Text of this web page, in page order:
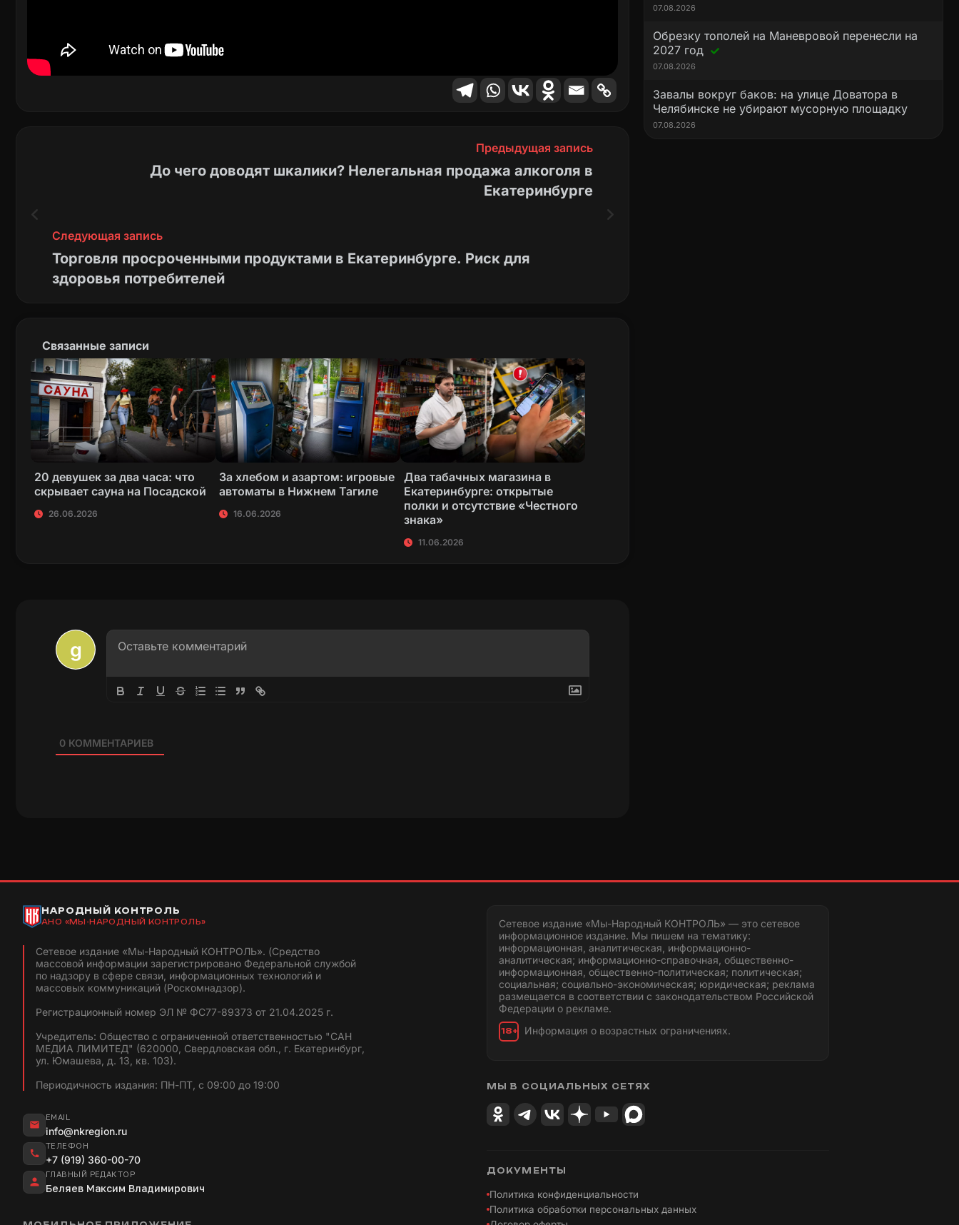
Предыдущая запись
До чего доводят шкалики? Нелегальная продажа алкоголя в
Екатеринбурге
Следующая запись
Торговля просроченными продуктами в Екатеринбурге. Риск для
здоровья потребителей
Связанные записи
20 девушек за два часа: что
скрывает сауна на Посадской
26.06.2026
За хлебом и азартом: игровые
автоматы в Нижнем Тагиле
16.06.2026
Два табачных магазина в
Екатеринбурге: открытые
полки и отсутствие «Честного
знака»
11.06.2026
0КОММЕНТАРИЕВ
07.08.2026
Обрезку тополей на Маневровой перенесли на
2027 год
07.08.2026
Завалы вокруг баков: на улице Доватора в
Челябинске не убирают мусорную площадку
07.08.2026
НАРОДНЫЙ КОНТРОЛЬ
АНО «МЫ-НАРОДНЫЙ КОНТРОЛЬ»
Сетевое издание «Мы-Народный КОНТРОЛЬ». (Средство
массовой информации зарегистрировано Федеральной службой
по надзору в сфере связи, информационных технологий и
массовых коммуникаций (Роскомнадзор).
Регистрационный номер ЭЛ № ФС77-89373 от 21.04.2025 г.
Учредитель: Общество с ограниченной ответственностью "САН
МЕДИА ЛИМИТЕД" (620000, Свердловская обл., г. Екатеринбург,
ул. Юмашева, д. 13, кв. 103).
Периодичность издания: ПН-ПТ, с 09:00 до 19:00
EMAIL
info@nkregion.ru
ТЕЛЕФОН
+7 (919) 360-00-70
ГЛАВНЫЙ РЕДАКТОР
Беляев Максим Владимирович
Сетевое издание «Мы-Народный КОНТРОЛЬ» — это сетевое
информационное издание. Мы пишем на тематику:
информационная, аналитическая, информационно-
аналитическая; информационно-справочная, общественно-
информационная, общественно-политическая; политическая;
социальная; социально-экономическая; юридическая; реклама
размещается в соответствии с законодательством Российской
Федерации о рекламе.
18+ Информация о возрастных ограничениях.
МЫ В СОЦИАЛЬНЫХ СЕТЯХ
ДОКУМЕНТЫ
Политика конфиденциальности
Политика обработки персональных данных